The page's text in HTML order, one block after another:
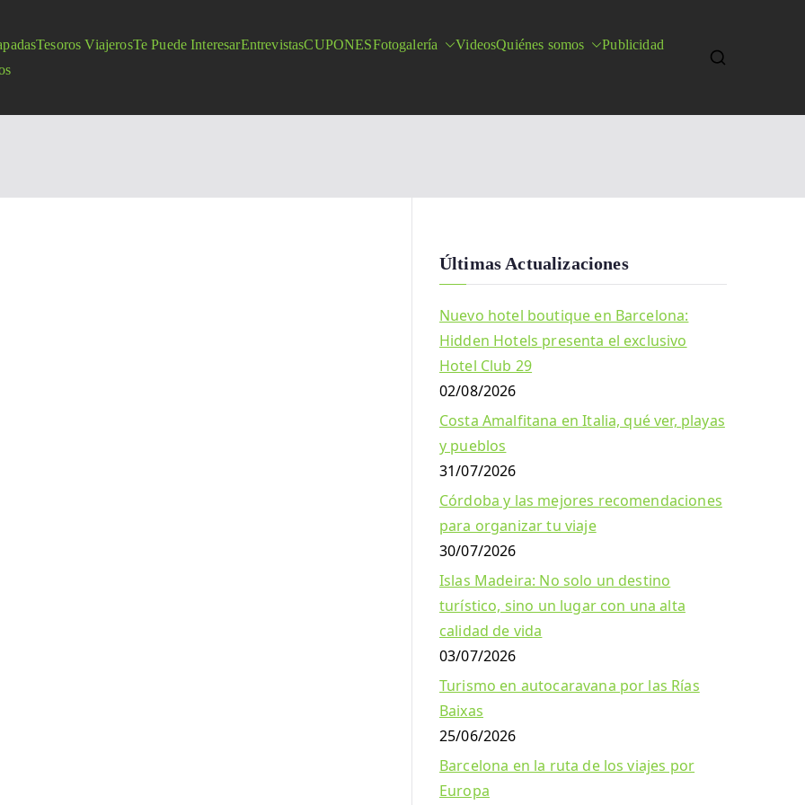
Tesoros ViajerosTe Puede InteresarEntrevistasCUPONESFotogalería VideosQuiénes somos
Publicidad
Últimas Actualizaciones
Nuevo hotel boutique en Barcelona:
Hidden Hotels presenta el exclusivo
Hotel Club 29
02/08/2026
Costa Amalfitana en Italia, qué ver, playas
y pueblos
31/07/2026
Córdoba y las mejores recomendaciones
para organizar tu viaje
30/07/2026
Islas Madeira: No solo un destino
turístico, sino un lugar con una alta
calidad de vida
03/07/2026
Turismo en autocaravana por las Rías
Baixas
25/06/2026
Barcelona en la ruta de los viajes por
Europa